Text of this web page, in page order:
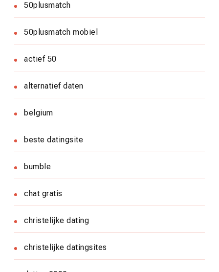
50plusmatch
50plusmatch mobiel
actief 50
alternatief daten
belgium
beste datingsite
bumble
chat gratis
christelijke dating
christelijke datingsites